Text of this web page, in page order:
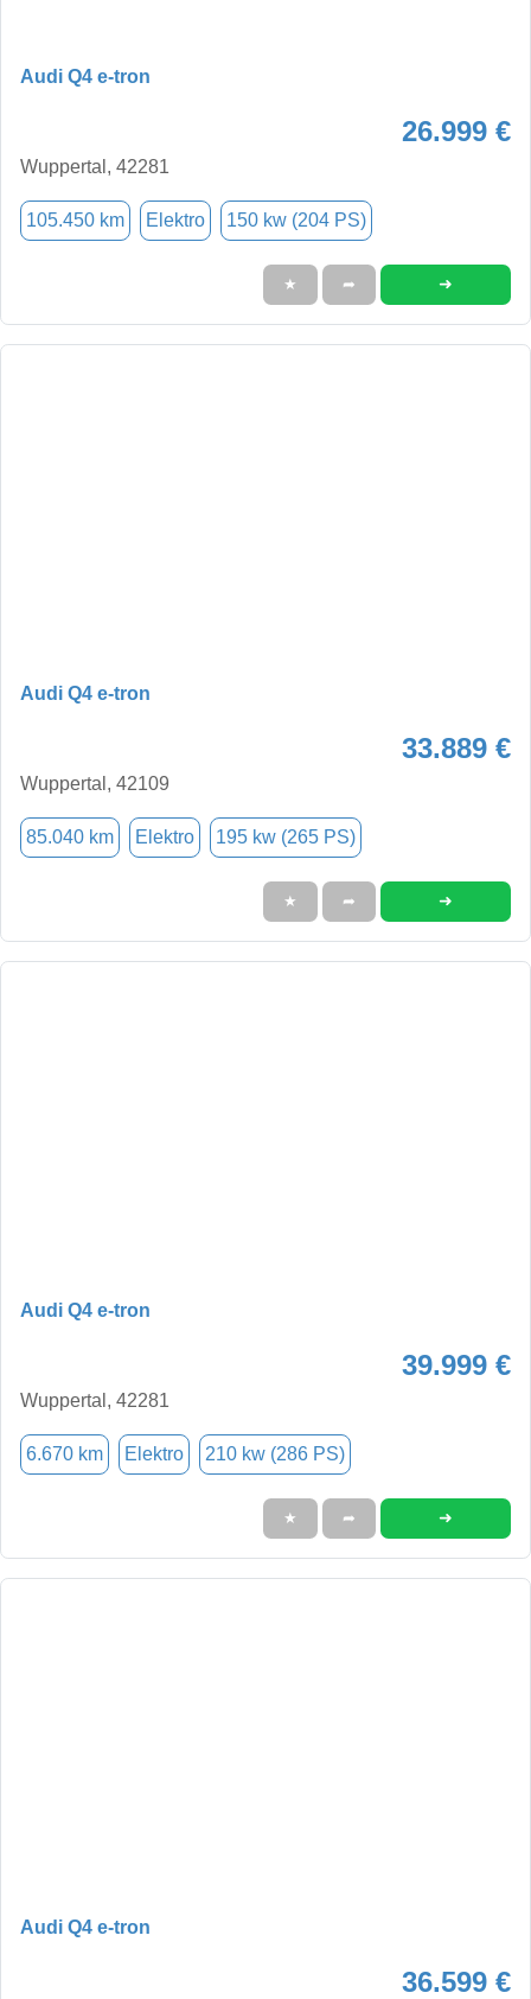
Audi Q4 e-tron
26.999 €
Wuppertal, 42281
105.450 km Elektro 150 kw (204 PS)
★ ➦ ➜
Audi Q4 e-tron
33.889 €
Wuppertal, 42109
85.040 km Elektro 195 kw (265 PS)
★ ➦ ➜
Audi Q4 e-tron
39.999 €
Wuppertal, 42281
6.670 km Elektro 210 kw (286 PS)
★ ➦ ➜
Audi Q4 e-tron
36.599 €